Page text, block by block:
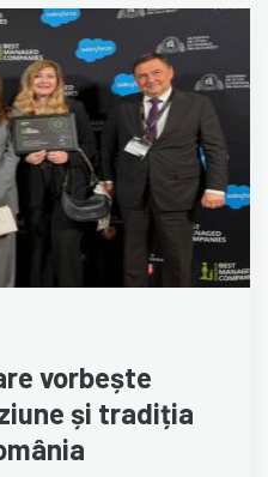
vorbește
și tradiția